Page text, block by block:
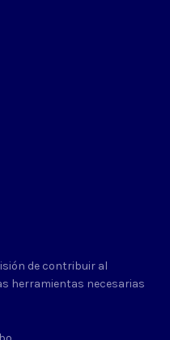
de contribuir al
herramientas necesarias